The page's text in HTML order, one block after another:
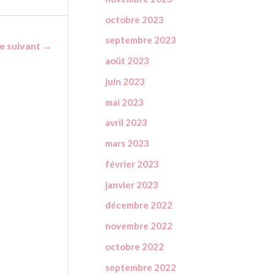
suivant →
octobre 2023
septembre 2023
août 2023
juin 2023
mai 2023
avril 2023
mars 2023
février 2023
janvier 2023
décembre 2022
novembre 2022
octobre 2022
septembre 2022